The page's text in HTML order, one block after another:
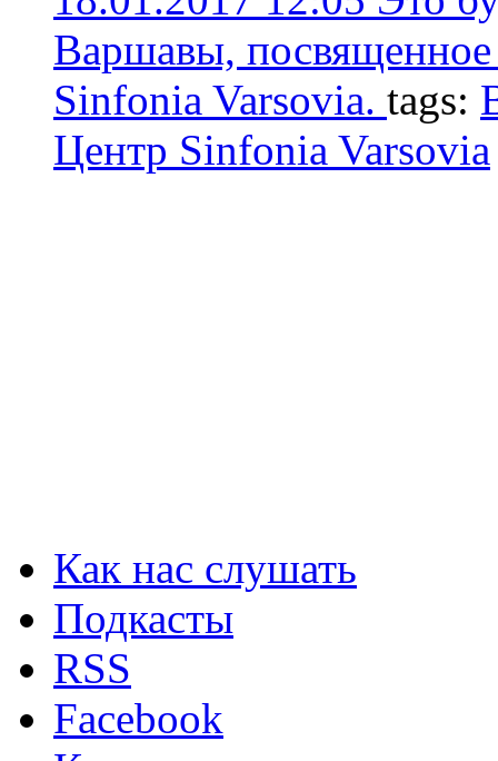
Варшавы,
Sinfonia Varsovia. tags:
Центр Sinfonia Varsovia
Как нас слушать
Подкасты
RSS
Facebook